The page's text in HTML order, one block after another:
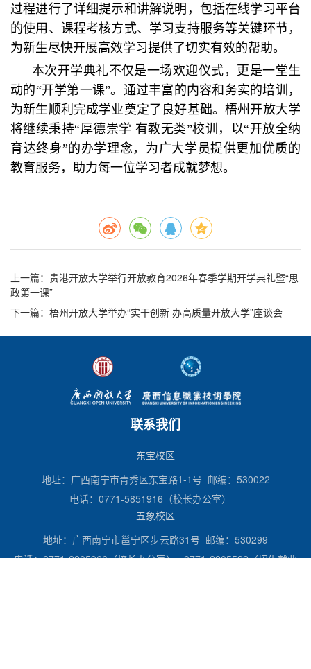
过程进行了详细提示和讲解说明，包括在线学习平台
的使用、课程考核方式、学习支持服务等关键环节，
为新生尽快开展高效学习提供了切实有效的帮助。
本次开学典礼不仅是一场欢迎仪式，更是一堂生
动的“开学第一课”。通过丰富的内容和务实的培训，
为新生顺利完成学业奠定了良好基础。梧州开放大学
将继续秉持“厚德崇学 有教无类”校训，以“开放全纳
育达终身”的办学理念，为广大学员提供更加优质的
教育服务，助力每一位学习者成就梦想。
上一篇：贵港开放大学举行开放教育2026年春季学期开学典礼暨“思
政第一课”
下一篇：梧州开放大学举办“实干创新 办高质量开放大学”座谈会
联系我们
东宝校区
地址：广西南宁市青秀区东宝路1-1号 邮编：530022
电话：0771-5851916（校长办公室）
五象校区
地址：广西南宁市邕宁区步云路31号 邮编：530299
电话：0771-2205966（校长办公室） 0771-2205522（招生就业